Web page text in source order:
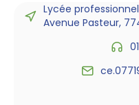
Lycée
Avenue Pasteur,